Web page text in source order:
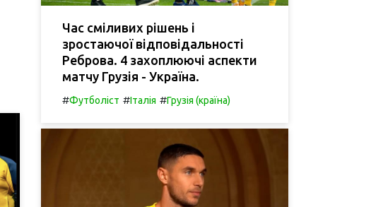
Час сміливих рішень і
зростаючої відповідальності
Реброва. 4 захоплюючі аспекти
матчу Грузія - Україна.
#Футболіст #Італія #Грузія (країна)